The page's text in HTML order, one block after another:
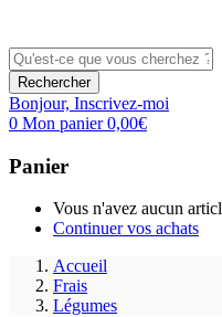
Rechercher
Bonjour, Inscrivez-moi
0 Mon panier0,00€
Panier
Vous n'avez aucun
Continuer vos achats
Accueil
Frais
Légumes